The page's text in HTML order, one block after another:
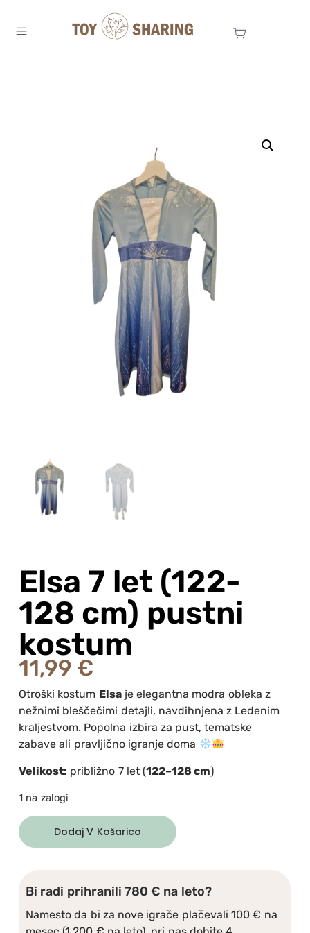
Elsa 7 let (122-
128 cm) pustni
kostum
11,99 €
Otroški kostum Elsaje elegantna modra obleka z
nežnimi bleščečimi detajli, navdihnjena z Ledenim
kraljestvom. Popolna izbira za pust, tematske
zabave ali pravljično igranje doma
Velikost: približno 7 let (122–128 cm)
1 na zalogi
Dodaj V Košarico
Bi radi prihranili 780 € na leto?
Namesto da bi za nove igrače plačevali 100 € na